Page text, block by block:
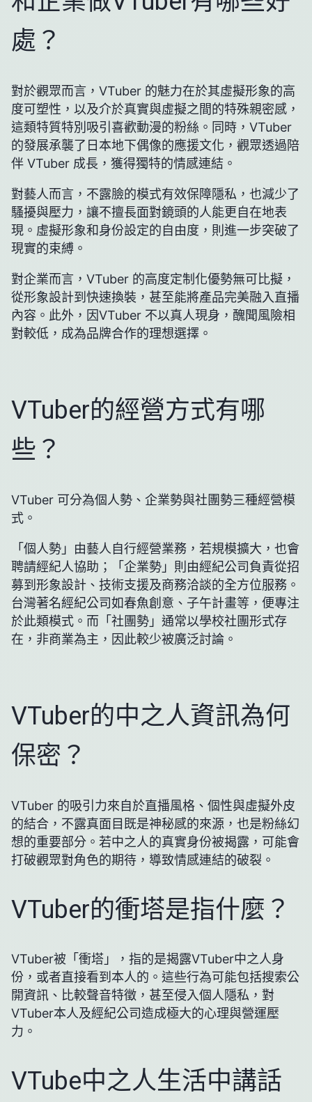
處？
對於觀眾而言，VTuber 的魅力在於其虛擬形象的高
度可塑性，以及介於真實與虛擬之間的特殊親密感，
這類特質特別吸引喜歡動漫的粉絲。同時，VTuber
的發展承襲了日本地下偶像的應援文化，觀眾透過陪
伴 VTuber 成長，獲得獨特的情感連結。
對藝人而言，不露臉的模式有效保障隱私，也減少了
騷擾與壓力，讓不擅長面對鏡頭的人能更自在地表
現。虛擬形象和身份設定的自由度，則進一步突破了
現實的束縛。
對企業而言，VTuber 的高度定制化優勢無可比擬，
從形象設計到快速換裝，甚至能將產品完美融入直播
內容。此外，因VTuber 不以真人現身，醜聞風險相
對較低，成為品牌合作的理想選擇。
VTuber的經營方式有哪
些？
VTuber 可分為個人勢、企業勢與社團勢三種經營模
式。
「個人勢」由藝人自行經營業務，若規模擴大，也會
聘請經紀人協助；「企業勢」則由經紀公司負責從招
募到形象設計、技術支援及商務洽談的全方位服務。
台灣著名經紀公司如春魚創意、子午計畫等，便專注
於此類模式。而「社團勢」通常以學校社團形式存
在，非商業為主，因此較少被廣泛討論。
VTuber的中之人資訊為何
保密？
VTuber 的吸引力來自於直播風格、個性與虛擬外皮
的結合，不露真面目既是神秘感的來源，也是粉絲幻
想的重要部分。若中之人的真實身份被揭露，可能會
打破觀眾對角色的期待，導致情感連結的破裂。
VTuber的衝塔是指什麼？
VTuber被「衝塔」，指的是揭露VTuber中之人身
份，或者直接看到本人的。這些行為可能包括搜索公
開資訊、比較聲音特徵，甚至侵入個人隱私，對
VTuber本人及經紀公司造成極大的心理與營運壓
力。
VTube中之人生活中講話